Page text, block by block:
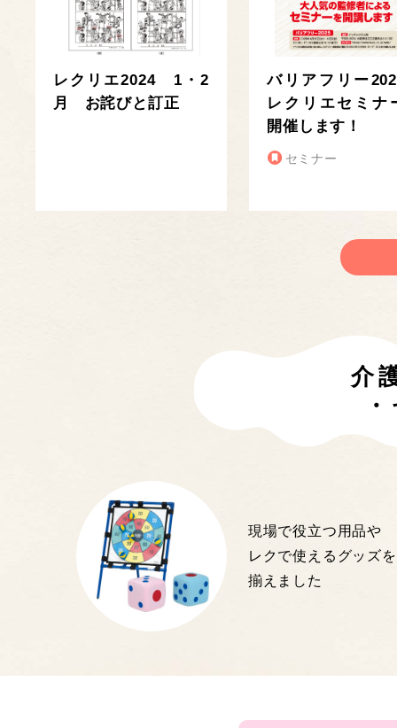
レクリエ2024 1・2
月 お詫びと訂正
バリアフリー
レクリエセミナ
開催します！
セミナー
介
現場で役立つ用品や
レクで使えるグッズを
揃えました